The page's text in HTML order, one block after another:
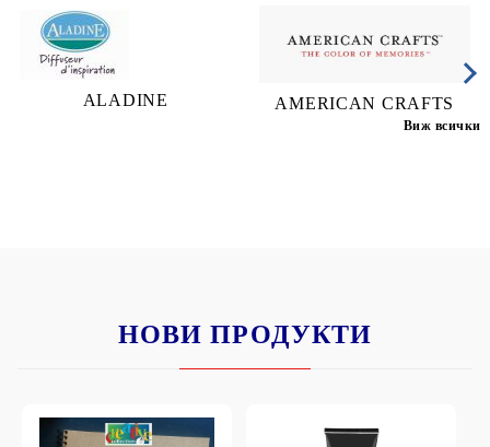
ALADINE AMERICAN CRAFTS
Виж всички
НОВИ ПРОДУКТИ